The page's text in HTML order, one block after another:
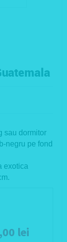
sau dormitor
negru pe fond
exotica
lei